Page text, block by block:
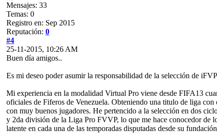
Mensajes: 33
Temas: 0
Registro en: Sep 2015
Reputación: 0
#4
25-11-2015, 10:26 AM
Buen día amigos..
Es mi deseo poder asumir la responsabilidad de la selección de
Mi experiencia en la modalidad Virtual Pro viene desde FIFA13
oficiales de Fiferos de Venezuela. Obteniendo una titulo de liga
con muy buenos jugadores. He pertencido a la selección en dos
y 2da división de la Liga Pro FVVP, lo que me hace conocedor de
latente en cada una de las temporadas disputadas desde su